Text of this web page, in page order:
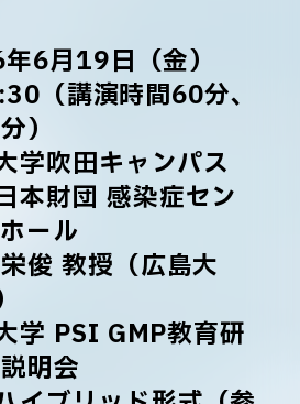
6月19日（金）
（講演時間60分、
）
学吹田キャンパス
本財団 感染症セン
ール
俊 教授（広島大
学 PSI GMP教育研
明会